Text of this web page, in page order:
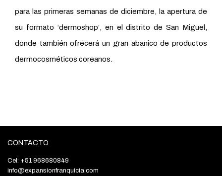
para las primeras semanas de diciembre, la apertura de
su formato ‘dermoshop’, en el distrito de San Miguel,
donde también ofrecerá un gran abanico de productos
dermocosméticos coreanos.
CONTACTO
Cel: +51 968680849
info@expansionfranquicia.com